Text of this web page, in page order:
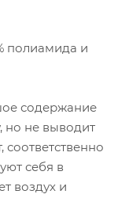
полиамида и
содержание
но не выводит
себя в
воздух и